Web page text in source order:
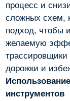
процесс и
сложных схем,
подход, чтобы
желаемую
трассировщики
дорожки и
инструментов